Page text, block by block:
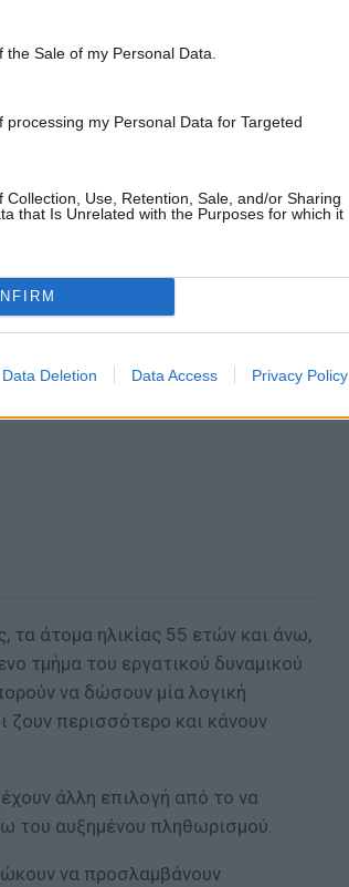
Sale of my Personal Data.
processing my Personal Data for Targeted
Collection, Use, Retention, Sale, and/or Sharing
that Is Unrelated with the Purposes for which it
Data Deletion Data Access Privacy Policy
ότι η σκληρή δουλειά είναι πολύ
ηλικίας 18 έως 29 ετών, το
άτομα ηλικίας 55 ετών και άνω,
τμήμα του εργατικού δυναμικού
να δώσουν μία λογική
ζουν περισσότερο και κάνουν
άλλη επιλογή από το να
του αυξημένου πληθωρισμού.
να προσλαμβάνουν